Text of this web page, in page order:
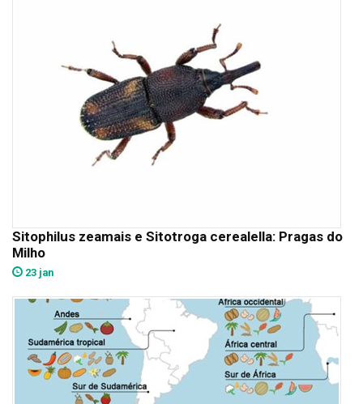
Sitophilus zeamais e Sitotroga cerealella: Pragas do
Milho
23 jan